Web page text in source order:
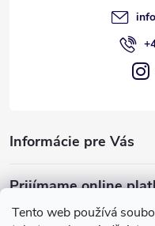
Tento web používá
Informácie pre Vás
info
Prijímame online